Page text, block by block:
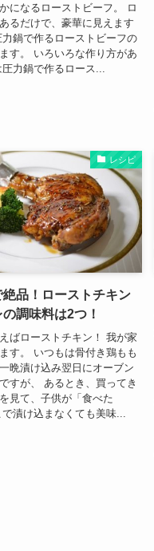
になるローストビーフ。 ロ
るだけで、豪華に見えます
鍋で作るローストビーフの
す。 いろいろな作り方があ
力鍋で作るロース...
レシピ
品！ローストチキン
調味料は2つ！
ばローストチキン！ 我が家
す。 いつもは骨付き鶏もも
晩漬け込み翌日にオーブン
すが、 あるとき、買ってき
見て、子供が「食べた
漬け込まなくても美味...